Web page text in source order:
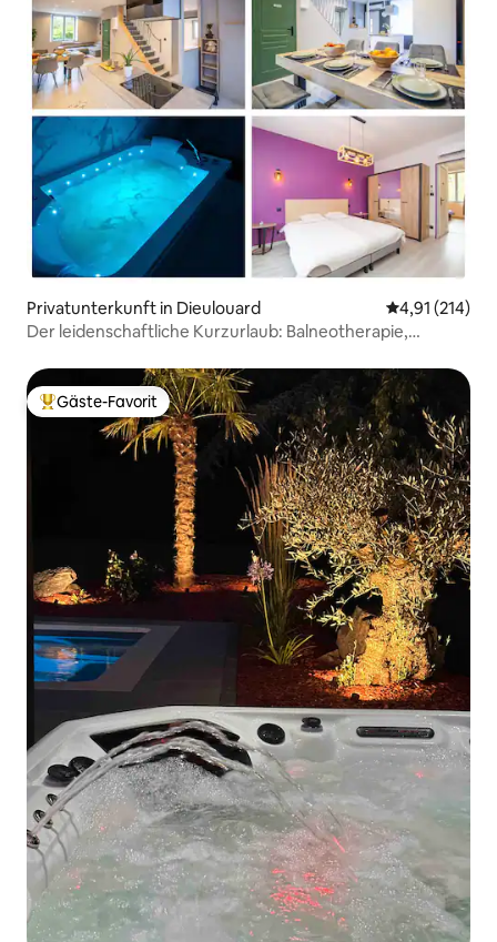
Privatunterkunft in Dieulouard
4,91 (214)
Der leidenschaftliche Kurzurlaub: Balneotherapie,
Beliebter Gäste-Favorit.
Gäste-Favorit